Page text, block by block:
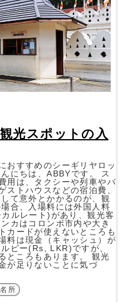
光スポットの入
おすすめのシーギリヤロッ
にちは、ABBYです。 ス
用は、タクシーや列車やバ
ストハウスなどの宿泊費、
て意外とかかるのが、観
合、入場料には外国人料
ルレート)があり、観光客
カはコロンボ市内や大き
カードが使えないところも
料は現金（キャッシュ）が
ピー(Rs, LKR)ですが、
ところもあります。 観光
が足りないことに気づ
名所